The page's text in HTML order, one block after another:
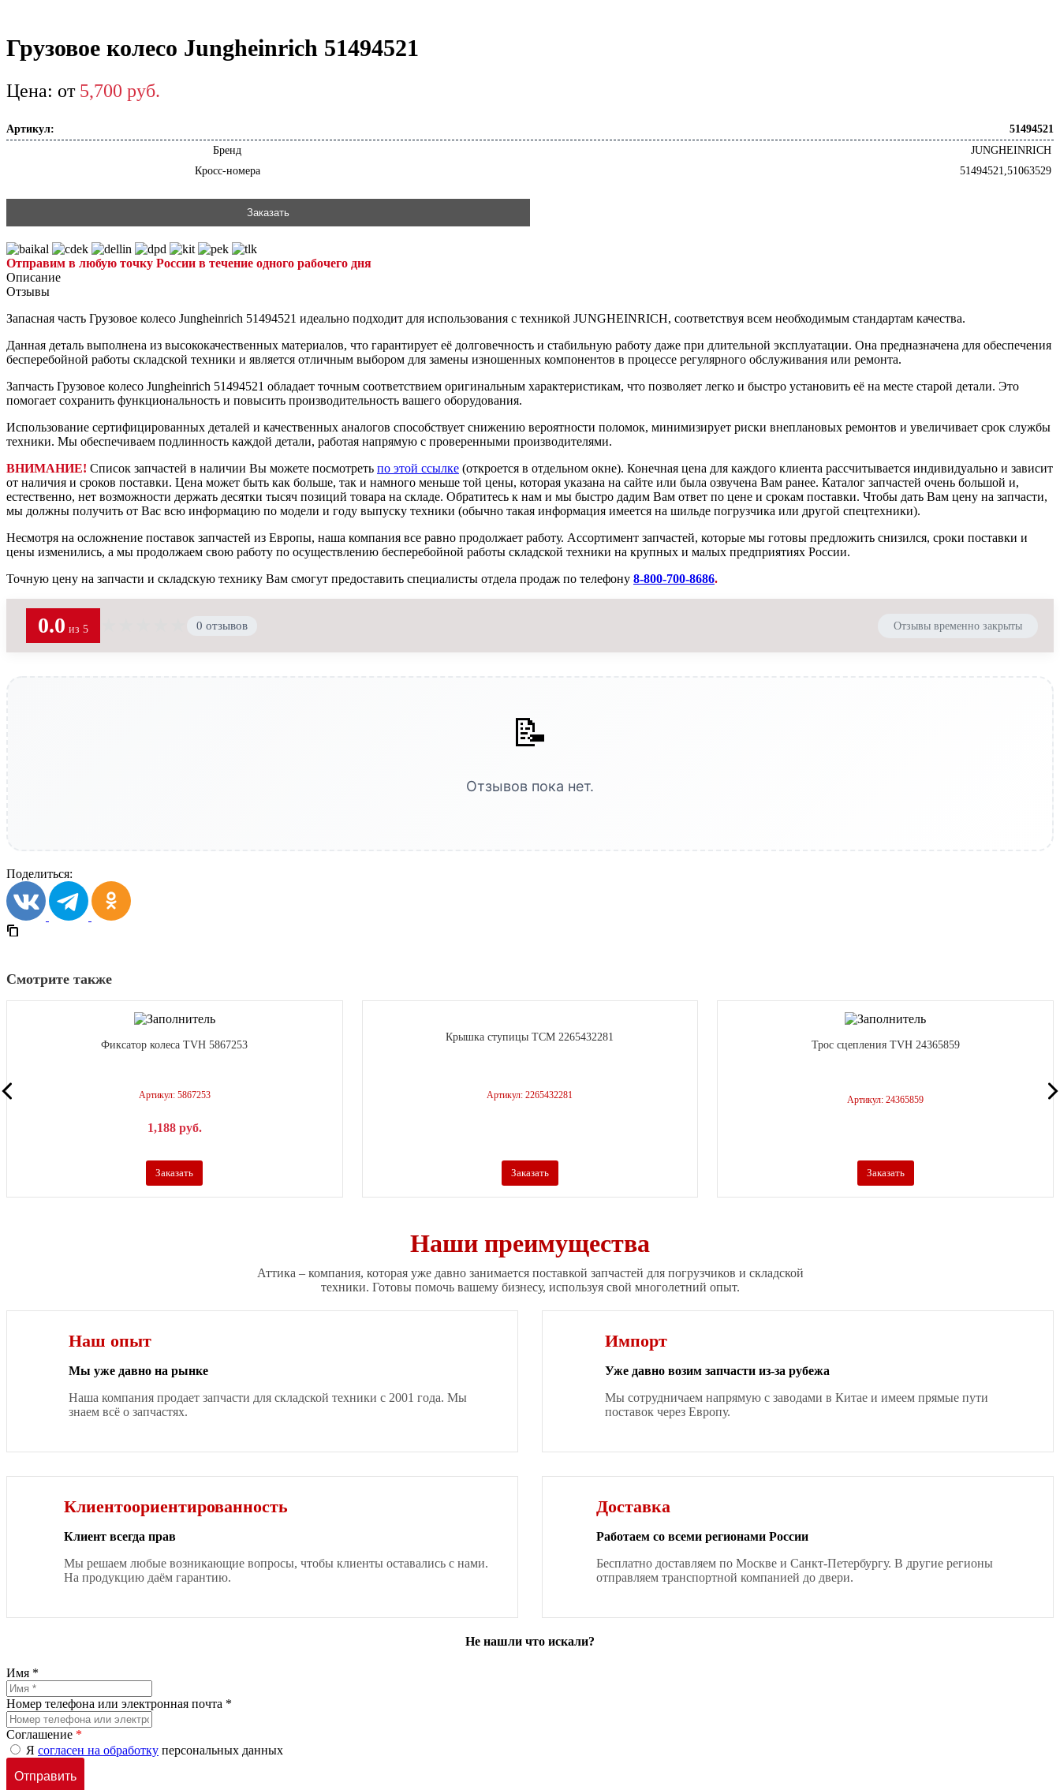
Грузовое колесо Jungheinrich 51494521
от 5,700 руб.
Артикул:
51494521
Бренд
JUNGHEINRICH
Кросс-номера
51494521,51063529
Заказать
Отправим в любую точку России в течение одного рабочего дня
Описание
Отзывы
Запасная часть Грузовое колесо Jungheinrich 51494521 идеально подходит для использования с техникой JUNGHEINRICH, соответствуя всем необходимым стандартам качества.
Данная деталь выполнена из высококачественных материалов, что гарантирует её долговечность и стабильную работу даже при длительной эксплуатации. Она предназначена для обеспечения
бесперебойной работы складской техники и является отличным выбором для замены изношенных компонентов в процессе регулярного обслуживания или ремонта.
Запчасть Грузовое колесо Jungheinrich 51494521 обладает точным соответствием оригинальным характеристикам, что позволяет легко и быстро установить её на месте старой детали. Это
помогает сохранить функциональность и повысить производительность вашего оборудования.
Использование сертифицированных деталей и качественных аналогов способствует снижению вероятности поломок, минимизирует риски внеплановых ремонтов и увеличивает срок службы
техники. Мы обеспечиваем подлинность каждой детали, работая напрямую с проверенными производителями.
ВНИМАНИЕ! Список запчастей в наличии Вы можете посмотреть по этой ссылке (откроется в отдельном окне). Конечная цена для каждого клиента рассчитывается индивидуально и зависит
от наличия и сроков поставки. Цена может быть как больше, так и намного меньше той цены, которая указана на сайте или была озвучена Вам ранее. Каталог запчастей очень большой и,
естественно, нет возможности держать десятки тысяч позиций товара на складе. Обратитесь к нам и мы быстро дадим Вам ответ по цене и срокам поставки. Чтобы дать Вам цену на запчасти,
мы должны получить от Вас всю информацию по модели и году выпуску техники (обычно такая информация имеется на шильде погрузчика или другой спецтехники).
Несмотря на осложнение поставок запчастей из Европы, наша компания все равно продолжает работу. Ассортимент запчастей, которые мы готовы предложить снизился, сроки поставки и
цены изменились, а мы продолжаем свою работу по осуществлению бесперебойной работы складской техники на крупных и малых предприятиях России.
Точную цену на запчасти и складскую технику Вам смогут предоставить специалисты отдела продаж по телефону 8-800-700-8686.
0.0 из 5 0 отзывов Отзывы временно закрыты
📝
Отзывов пока нет.
Поделиться:
Смотрите также
Фиксатор колеса TVH 5867253
Артикул: 5867253
1,188 руб.
Заказать
Крышка ступицы TCM 2265432281
Артикул: 2265432281
Заказать
Трос сцепления TVH 24365859
Артикул: 24365859
Заказать
Наши преимущества
Аттика – компания, которая уже давно занимается поставкой запчастей для погрузчиков и складской
техники. Готовы помочь вашему бизнесу, используя свой многолетний опыт.
Наш опыт
Мы уже давно на рынке
Наша компания продает запчасти для складской техники с 2001 года. Мы
знаем всё о запчастях.
Импорт
Уже давно возим запчасти из-за рубежа
Мы сотрудничаем напрямую с заводами в Китае и имеем прямые пути
поставок через Европу.
Клиентоориентированность
Клиент всегда прав
Мы решаем любые возникающие вопросы, чтобы клиенты оставались с нами.
На продукцию даём гарантию.
Доставка
Работаем со всеми регионами России
Бесплатно доставляем по Москве и Санкт-Петербургу. В другие регионы
отправляем транспортной компанией до двери.
Не нашли что искали?
Имя *
Номер телефона или электронная почта *
Соглашение *
Я согласен на обработку персональных данных